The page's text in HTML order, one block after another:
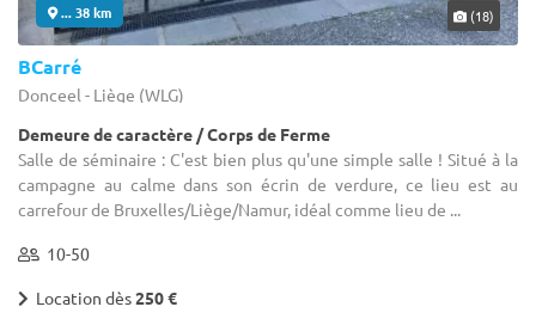
... 38 km (18)
BCarré
Donceel - Liège (WLG)
Demeure de caractère / Corps de Ferme
Salle de séminaire : C'est bien plus qu'une simple salle ! Situé à la
campagne au calme dans son écrin de verdure, ce lieu est au
carrefour de Bruxelles/Liège/Namur, idéal comme lieu de ...
10-50
Location dès250 €